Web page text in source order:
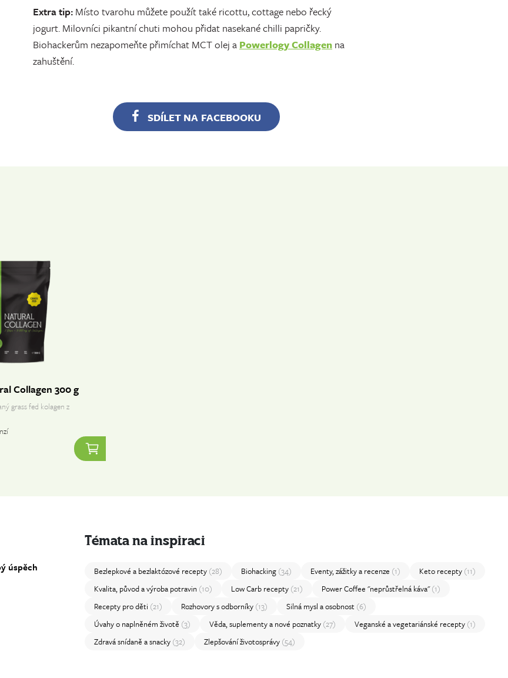
Extra tip: Místo tvarohu můžete použít také ricottu, cottage nebo řecký
jogurt. Milovníci pikantní chuti mohou přidat nasekané chilli papričky.
Biohackerům nezapomeňte přimíchat MCT olej a Powerlogy Collagen na
zahuštění.
SDÍLET NA FACEBOOKU
Collagen 300 g
grass fed kolagen z
úspěch
Témata na inspiraci
Bezlepkové a bezlaktózové recepty (28) Biohacking (34) Eventy, zážitky a recenze (1) Keto recepty (11)
Kvalita, původ a výroba potravin (10) Low Carb recepty (21) Power Coffee "neprůstřelná káva"(1)
Recepty pro děti (21) Rozhovory s odborníky (13) Silná mysl a osobnost (6)
Úvahy o naplněném životě (3) Věda, suplementy a nové poznatky (27) Veganské a vegetariánské recepty (1)
Zdravá snídaně a snacky (32) Zlepšování životosprávy (54)